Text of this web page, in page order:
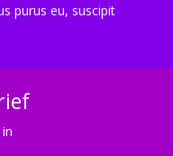
purus eu, suscipit